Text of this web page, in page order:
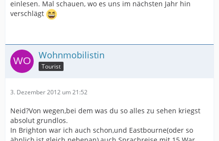
einlesen. Mal schauen, wo es uns im nächsten Jahr hin
verschlägt
Wohnmobilistin
Tourist
3. Dezember 2012 um 21:52
Neid?Von wegen,bei dem was du so alles zu sehen kriegst
absolut grundlos.
In Brighton war ich auch schon,und Eastbourne(oder so